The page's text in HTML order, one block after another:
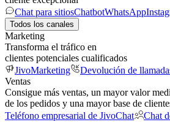
Chat para sitiosChatbotWhatsApp
Todos los canales
Marketing
Transforma el tráfico en
clientes potenciales cualificados
JivoMarketing
Devolución de
Ventas
Consigue más ventas, un mayor valor
de los pedidos y una mayor base de
Teléfono empresarial de JivoChat
Chat